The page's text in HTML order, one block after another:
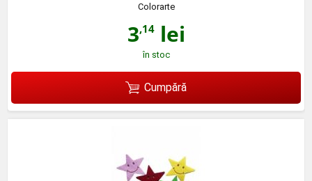
Colorarte
3,14lei
în stoc
Cumpără